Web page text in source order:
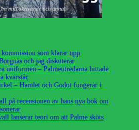
som klarar upp
och jag diskuterar
uniformen – Palmeutredarna hittade
kvarstår
– Hamlet och Godot fungerar i
på recensionen av hans nya bok om
lanserar teori om att Palme sköts